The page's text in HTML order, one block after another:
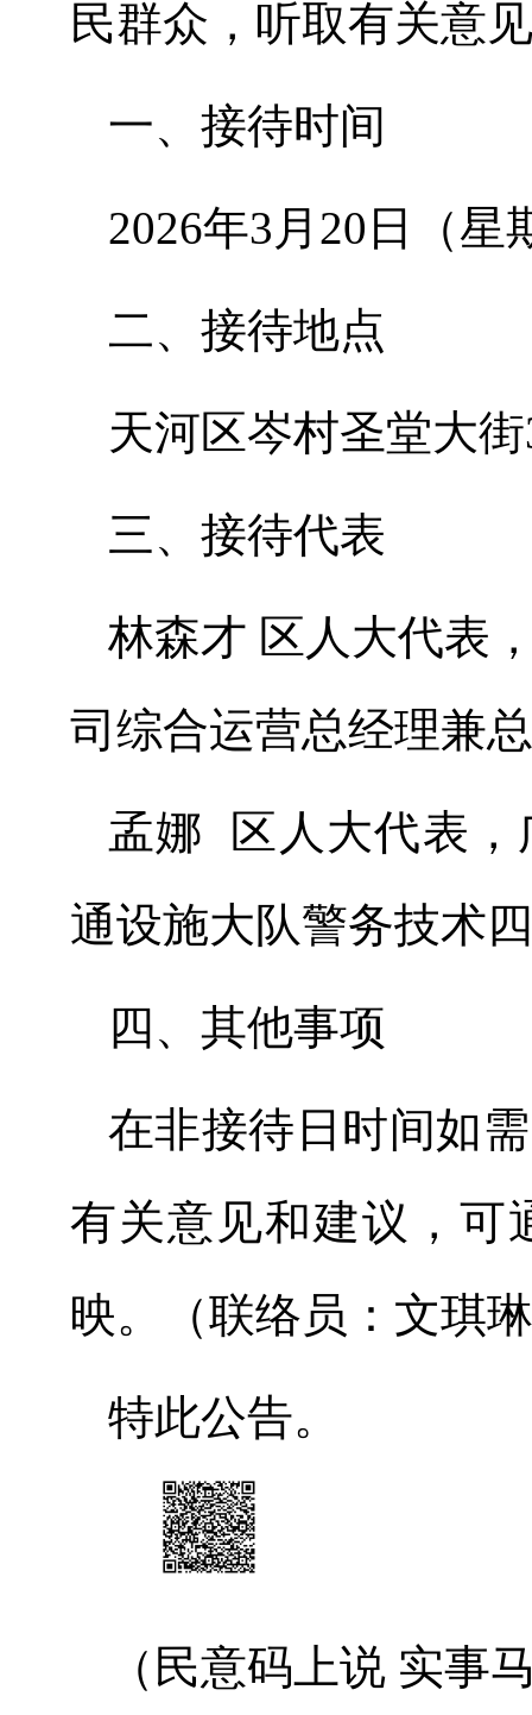
民群众， 听取有关意见
一、接待时间
2026年3 月 20 日（星
二、接待地点
天河区岑村圣堂大街
三、 接待代表
林森才 区人大代表
司综合运营总经理兼
孟娜
区人大代表
通设施大队警务技术
四、 其他事项
在非接待日时间如
有关意见和建议，可
映。（联络员： 文琪琳
特此公告。
（民意码上说 实事